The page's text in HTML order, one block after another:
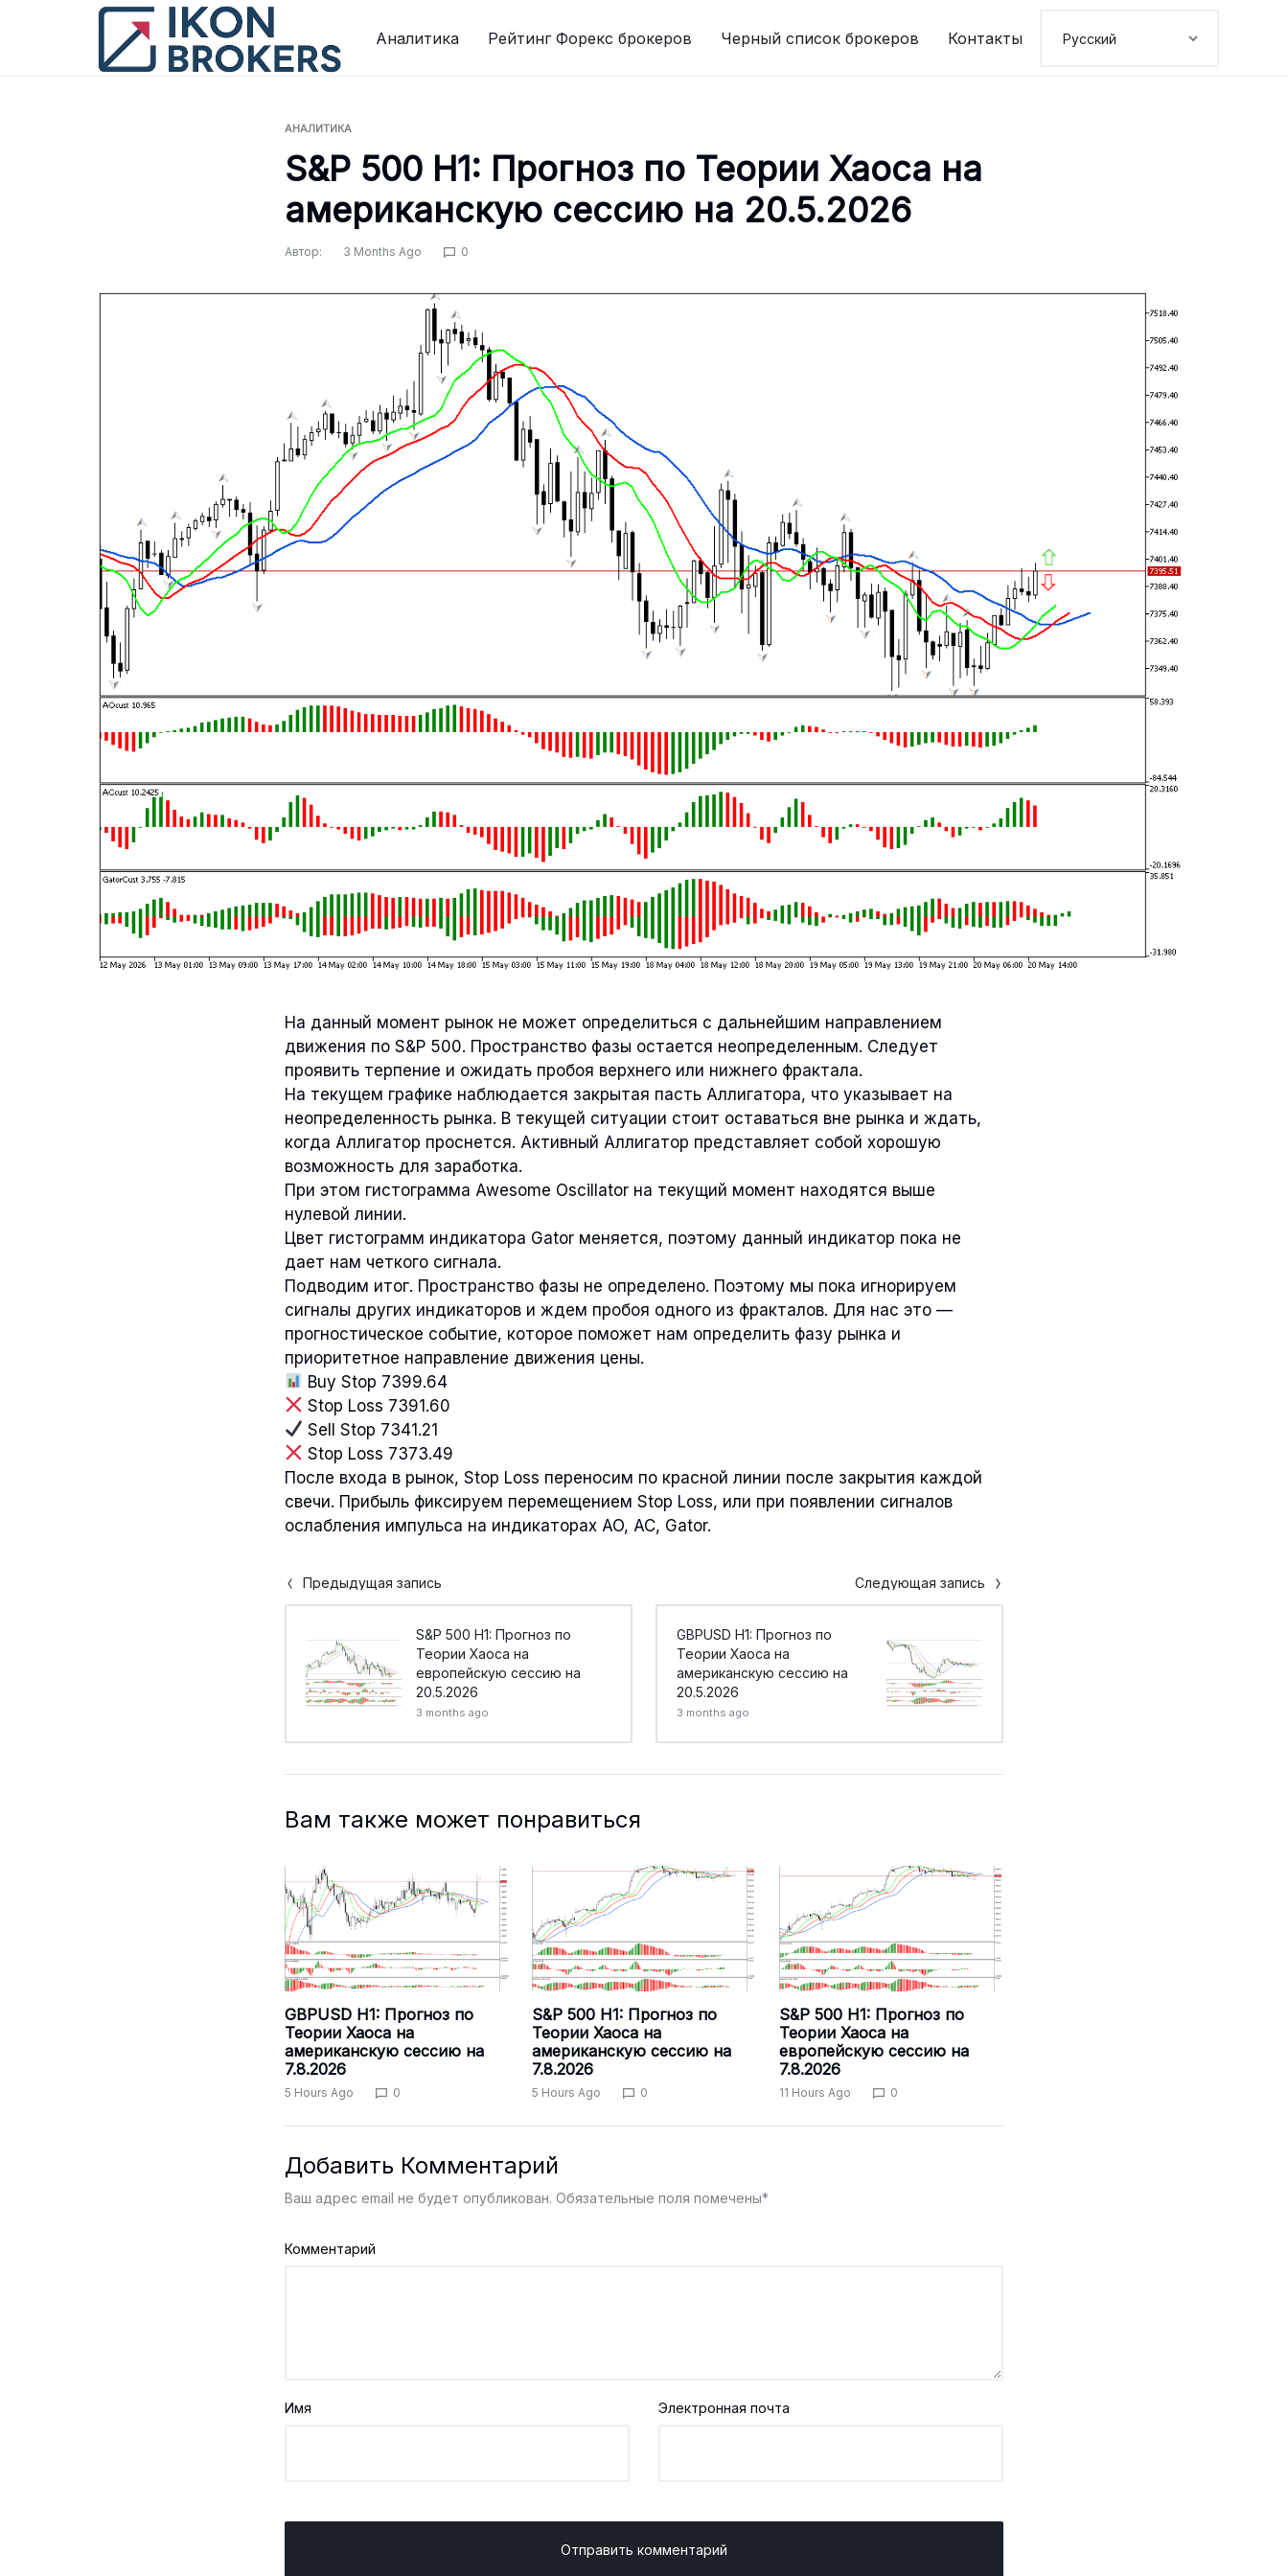
содержимому
Аналитика Рейтинг Форекс брокеров Черный список брокеров Контакты
АНАЛИТИКА
S&P 500 H1: Прогноз по Теории Хаоса на
американскую сессию на 20.5.2026
Автор: 3 Months Ago 0
На данный момент рынок не может определиться с дальнейшим направлением
движения по S&P 500. Пространство фазы остается неопределенным. Следует
проявить терпение и ожидать пробоя верхнего или нижнего фрактала.
На текущем графике наблюдается закрытая пасть Аллигатора, что указывает на
неопределенность рынка. В текущей ситуации стоит оставаться вне рынка и ждать,
когда Аллигатор проснется. Активный Аллигатор представляет собой хорошую
возможность для заработка.
При этом гистограмма Awesome Oscillator на текущий момент находятся выше
нулевой линии.
Цвет гистограмм индикатора Gator меняется, поэтому данный индикатор пока не
дает нам четкого сигнала.
Подводим итог. Пространство фазы не определено. Поэтому мы пока игнорируем
сигналы других индикаторов и ждем пробоя одного из фракталов. Для нас это —
прогностическое событие, которое поможет нам определить фазу рынка и
приоритетное направление движения цены.
Buy Stop 7399.64
Stop Loss 7391.60
Sell Stop 7341.21
Stop Loss 7373.49
После входа в рынок, Stop Loss переносим по красной линии после закрытия каждой
свечи. Прибыль фиксируем перемещением Stop Loss, или при появлении сигналов
ослабления импульса на индикаторах AO, AC, Gator.
Предыдущая запись Следующая запись
S&P 500 H1: Прогноз по
Теории Хаоса на
европейскую сессию на
20.5.2026
3 months ago
GBPUSD H1: Прогноз по
Теории Хаоса на
американскую сессию на
20.5.2026
3 months ago
Вам также может понравиться
GBPUSD H1: Прогноз по
Теории Хаоса на
американскую сессию на
7.8.2026
5 Hours Ago 0
S&P 500 H1: Прогноз по
Теории Хаоса на
американскую сессию на
7.8.2026
5 Hours Ago 0
S&P 500 H1: Прогноз по
Теории Хаоса на
европейскую сессию на
7.8.2026
11 Hours Ago 0
Добавить Комментарий
Ваш адрес email не будет опубликован. Обязательные поля помечены*
Комментарий
Имя Электронная почта